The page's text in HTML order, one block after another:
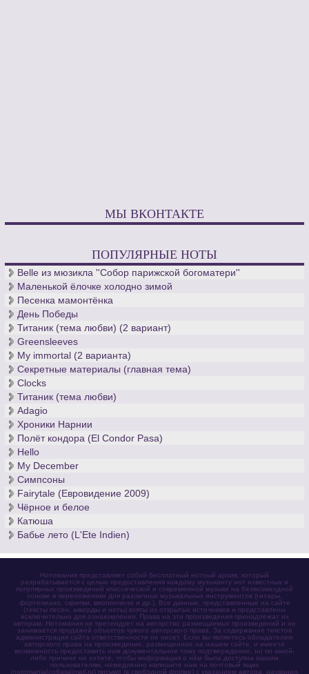
МЫ ВКОНТАКТЕ
ПОПУЛЯРНЫЕ НОТЫ
Belle из мюзикла ''Собор парижской богоматери''
Маленькой ёлочке холодно зимой
Песенка мамонтёнка
День Победы
Титаник (тема любви) (2 вариант)
Greensleeves
My immortal (2 варианта)
Секретные материалы (главная тема)
Clocks
Титаник (тема любви)
Adagio
Хроники Нарнии
Полёт кондора (El Condor Pasa)
Hello
My December
Симпсоны
Fairytale (Евровидение 2009)
Чёрное и белое
Катюша
Бабье лето (L'Ete Indien)
Нотомания представляет собой бесплатный нотный архив, который
разрабатывается с целью предоставления каждому музыканту нот известных и
популярных произведений классической и современной музыки на безвозмездной
основе в переложениях для различных музыкальных инструментов (гитары,
фортепиано, скрипки, виолончели и др.). Все данные, представленные на сайте
(тексты песен, аккорды и ноты) взяты из открытых источников и представлены
исключительно для ознакомления. Права на эти произведения принадлежат их
авторам. Нотомания не претендует на авторство размещаемых произведений и не
занимается продажей объектов чужого авторского права. За содержание текстов
администрация сайта ответственности не несет. Если вы являетесь обладателем
авторского права на произведение, размещенное на нашем сайте, и имеете
возможность предоставить нам документальное тому подтверждение, но по какой-
либо причине не хотите, чтобы информация о нём была доступна нашим
пользователям, немедленно напишите нам на почтовый ящик
(notomania[собака]mail.ru) письмо (в свободной форме) с указанием автора, названия,